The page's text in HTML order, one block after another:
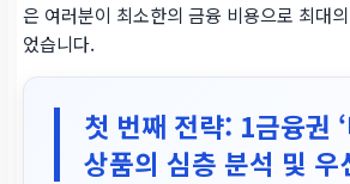
은 여러분이 최소한의 금융 비용으로 최대
었습니다.
첫 번째 전략: 1금융권
상품의 심층 분석 및 우